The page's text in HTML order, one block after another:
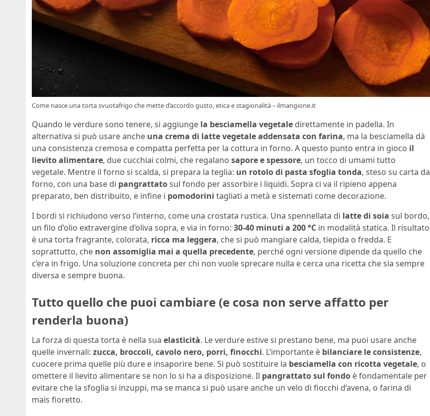
Come nasce una torta svuotafrigo che mette d’accordo gusto, etica e stagionalità – ilmangione.it
Quando le verdure sono tenere, si aggiunge la besciamella vegetale direttamente in padella. In
alternativa si può usare anche una crema di latte vegetale addensata con farina, ma la besciamella dà
una consistenza cremosa e compatta perfetta per la cottura in forno. A questo punto entra in gioco il
lievito alimentare, due cucchiai colmi, che regalano sapore e spessore, un tocco di umami tutto
vegetale. Mentre il forno si scalda, si prepara la teglia: un rotolo di pasta sfoglia tonda, steso su carta da
forno, con una base di pangrattatosul fondo per assorbire i liquidi. Sopra ci va il ripieno appena
preparato, ben distribuito, e infine i pomodorini tagliati a metà e sistemati come decorazione.
I bordi si richiudono verso l’interno, come una crostata rustica. Una spennellata di latte di soia sul bordo,
un filo d’olio extravergine d’oliva sopra, e via in forno: 30-40 minuti a 200 °C in modalità statica. Il risultato
è una torta fragrante, colorata, ricca ma leggera, che si può mangiare calda, tiepida o fredda. E
soprattutto, che non assomiglia mai a quella precedente, perché ogni versione dipende da quello che
c’era in frigo. Una soluzione concreta per chi non vuole sprecare nulla e cerca una ricetta che sia sempre
diversa e sempre buona.
Tutto quello che puoi cambiare (e cosa non serve affatto per
renderla buona)
La forza di questa torta è nella sua elasticità. Le verdure estive si prestano bene, ma puoi usare anche
quelle invernali: zucca, broccoli, cavolo nero, porri, finocchi. L’importante è bilanciare le consistenze,
cuocere prima quelle più dure e insaporire bene. Si può sostituire la besciamella con ricotta vegetale, o
omettere il lievito alimentare se non lo si ha a disposizione. Il pangrattato sul fondo è fondamentale per
evitare che la sfoglia si inzuppi, ma se manca si può usare anche un velo di fiocchi d’avena, o farina di
mais fioretto.